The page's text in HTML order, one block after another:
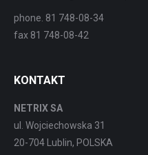
phone. 81 748-08-34
fax 81 748-08-42
KONTAKT
NETRIX SA
ul. Wojciechowska 31
20-704 Lublin, POLSKA